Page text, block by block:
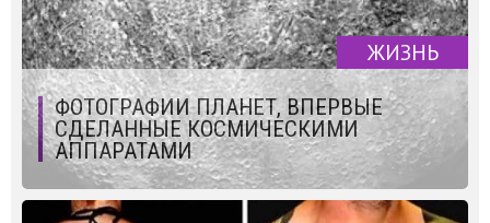
ЖИЗНЬ
ФОТОГРАФИИ ПЛАНЕТ, ВПЕРВЫЕ
СДЕЛАННЫЕ КОСМИЧЕСКИМИ
АППАРАТАМИ